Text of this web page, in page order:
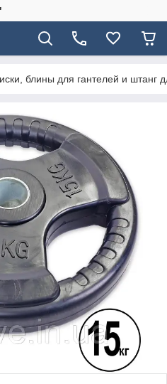
блины для гантелей и штанг